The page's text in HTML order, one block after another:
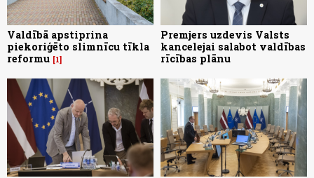
Valdībā apstiprina
piekoriģēto slimnīcu tīkla
reformu 1
Premjers uzdevis Valsts
kancelejai salabot valdības
rīcības plānu